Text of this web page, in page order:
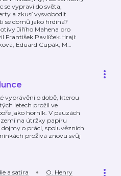
se vypraví do světa,
a zkusí vysvobodit
se domů jako hrdina?
Jiřího Mahena pro
František Pavlíček.Hrají:
Eduard Cupák, M…
vyprávění o době, kterou
letech prožil ve
jako horník. V pauzách
zemí na útržky papíru
dojmy o práci, spoluvězních
prožívá znovu svůj
a satira O. Henry